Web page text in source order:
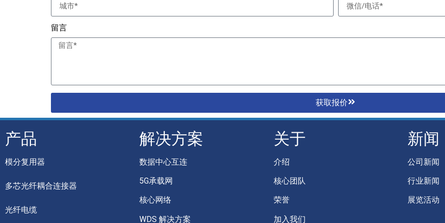
留言
获取报价
产品
模分复用器
多芯光纤耦合连接器
光纤电缆
解决方案
数据中心互连
5G承载网
核心网络
WDS 解决方案
关于
介绍
核心团队
荣誉
加入我们
新闻
公司新闻
行业新闻
展览活动